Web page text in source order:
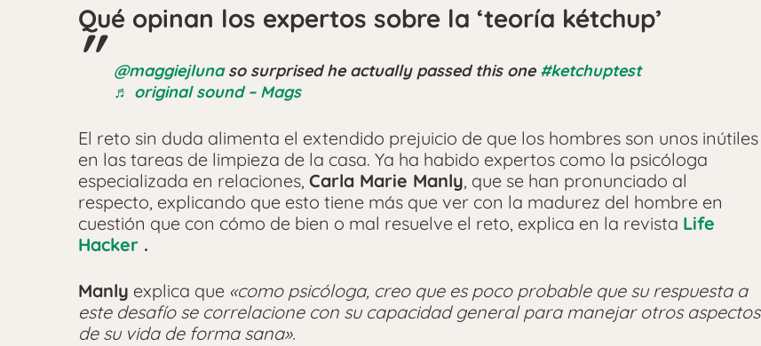
Qué opinan los expertos sobre la ‘teoría kétchup’
@maggiejlunaso surprised he actually passed this one#ketchuptest
♬ original sound – Mags
El reto sin duda alimenta el extendido prejuicio de que los hombres son unos inútiles
en las tareas de limpieza de la casa. Ya ha habido expertos como la psicóloga
especializada en relaciones, Carla Marie Manly, que se han pronunciado al
respecto, explicando que esto tiene más que ver con la madurez del hombre en
cuestión que con cómo de bien o mal resuelve el reto, explica en la revista Life
Hacker .
Manly explica que «como psicóloga, creo que es poco probable que su respuesta a
este desafío se correlacione con su capacidad general para manejar otros aspectos
de su vida de forma sana».